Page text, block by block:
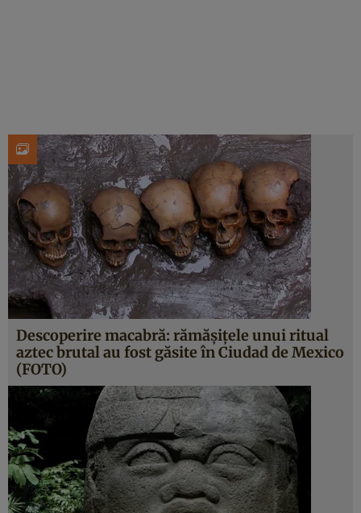
Descoperire macabră: rămăşiţele unui ritual
aztec brutal au fost găsite în Ciudad de Mexico
(FOTO)